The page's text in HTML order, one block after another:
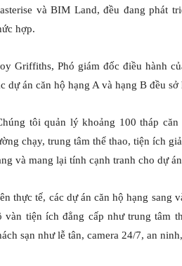
và BIM Land, đều đang phát
hợp.
Griffiths, Phó giám đốc điều hành
dự án căn hộ hạng A và hạng B đều
tôi quản lý khoảng 100 tháp
chạy, trung tâm thể thao, tiện ích
và mang lại tính cạnh tranh cho dự
thực tế, các dự án căn hộ hạng sang
vàn tiện ích đẳng cấp như trung tâm
sạn như lễ tân, camera 24/7, an